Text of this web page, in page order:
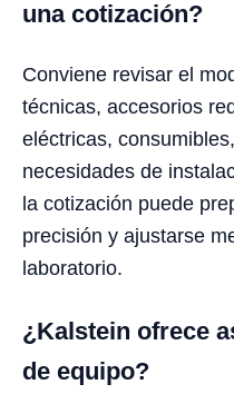
una cotización?
Conviene revisar el
técnicas, accesorios
eléctricas,
necesidades de
la cotización puede
precisión y ajustarse
laboratorio.
¿Kalstein ofrece
de equipo?